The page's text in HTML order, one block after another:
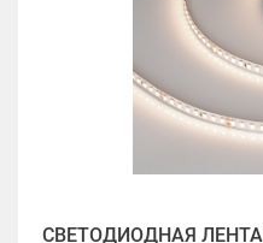
СВЕТОДИОДНАЯ ЛЕНТА